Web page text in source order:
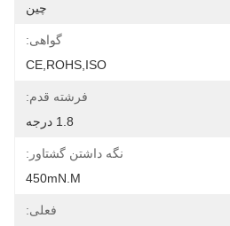
چین
گواهی:
CE,ROHS,ISO
فرشته قدم:
1.8 درجه
نگه داشتن گشتاور:
450mN.m
فعلی: